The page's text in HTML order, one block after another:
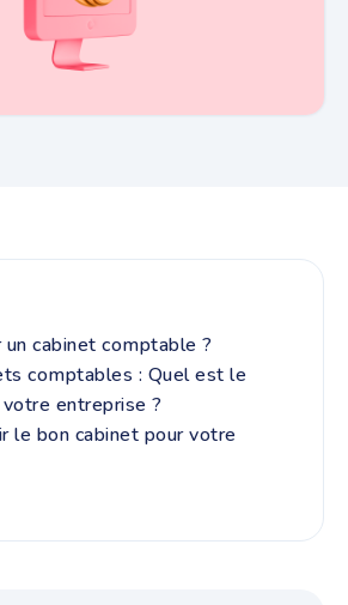
un cabinet comptable ?
comptables : Quel est le
entreprise ?
le bon cabinet pour votre